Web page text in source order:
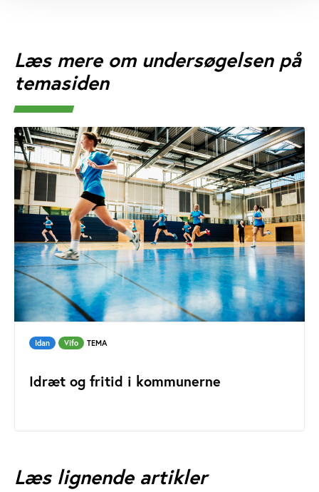
Læs mere om undersøgelsen på
temasiden
Idan Vifo TEMA
Idræt og fritid i kommunerne
Læs lignende artikler